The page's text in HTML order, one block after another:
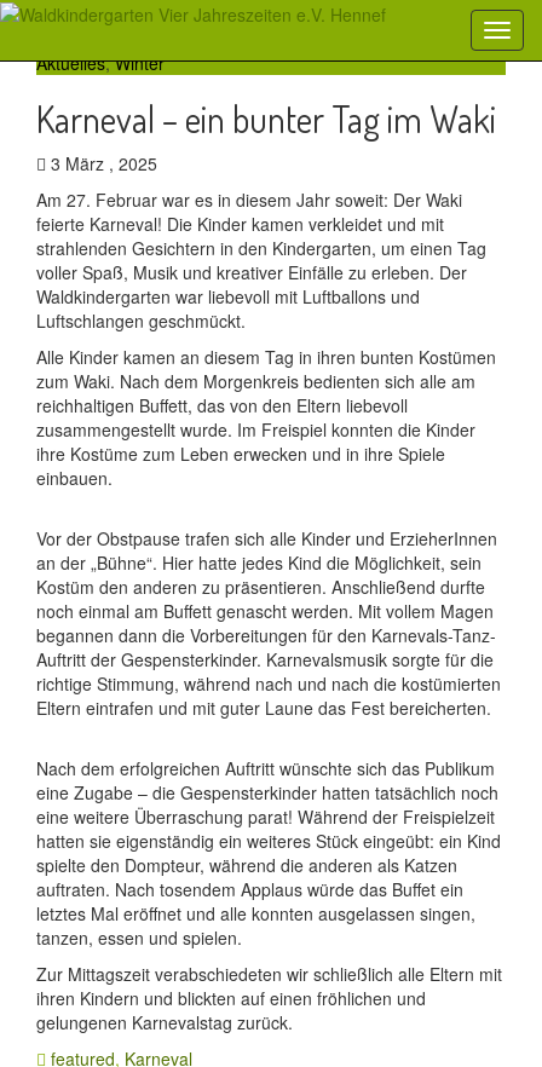
Aktuelles,Winter
Karneval – ein bunter Tag im Waki
3 März , 2025
Am 27. Februar war es in diesem Jahr soweit: Der Waki
feierte Karneval! Die Kinder kamen verkleidet und mit
strahlenden Gesichtern in den Kindergarten, um einen Tag
voller Spaß, Musik und kreativer Einfälle zu erleben. Der
Waldkindergarten war liebevoll mit Luftballons und
Luftschlangen geschmückt.
Alle Kinder kamen an diesem Tag in ihren bunten Kostümen
zum Waki. Nach dem Morgenkreis bedienten sich alle am
reichhaltigen Buffett, das von den Eltern liebevoll
zusammengestellt wurde. Im Freispiel konnten die Kinder
ihre Kostüme zum Leben erwecken und in ihre Spiele
einbauen.
Vor der Obstpause trafen sich alle Kinder und ErzieherInnen
an der „Bühne“. Hier hatte jedes Kind die Möglichkeit, sein
Kostüm den anderen zu präsentieren. Anschließend durfte
noch einmal am Buffett genascht werden. Mit vollem Magen
begannen dann die Vorbereitungen für den Karnevals-Tanz-
Auftritt der Gespensterkinder. Karnevalsmusik sorgte für die
richtige Stimmung, während nach und nach die kostümierten
Eltern eintrafen und mit guter Laune das Fest bereicherten.
Nach dem erfolgreichen Auftritt wünschte sich das Publikum
eine Zugabe – die Gespensterkinder hatten tatsächlich noch
eine weitere Überraschung parat! Während der Freispielzeit
hatten sie eigenständig ein weiteres Stück eingeübt: ein Kind
spielte den Dompteur, während die anderen als Katzen
auftraten. Nach tosendem Applaus würde das Buffet ein
letztes Mal eröffnet und alle konnten ausgelassen singen,
tanzen, essen und spielen.
Zur Mittagszeit verabschiedeten wir schließlich alle Eltern mit
ihren Kindern und blickten auf einen fröhlichen und
gelungenen Karnevalstag zurück.
featured, Karneval